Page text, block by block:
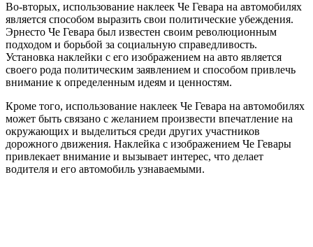
Во-вторых, использование наклеек Че Гевара на автомобилях
является способом выразить свои политические убеждения.
Эрнесто Че Гевара был известен своим революционным
подходом и борьбой за социальную справедливость.
Установка наклейки с его изображением на авто является
своего рода политическим заявлением и способом привлечь
внимание к определенным идеям и ценностям.
Кроме того, использование наклеек Че Гевара на автомобилях
может быть связано с желанием произвести впечатление на
окружающих и выделиться среди других участников
дорожного движения. Наклейка с изображением Че Гевары
привлекает внимание и вызывает интерес, что делает
водителя и его автомобиль узнаваемыми.